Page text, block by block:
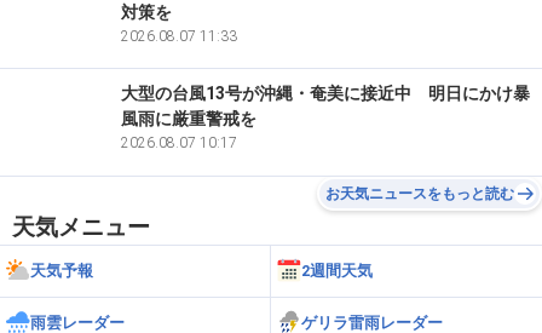
対策を
2026.08.07 11:33
大型の台風13号が沖縄・奄美に接近中 明日にかけ暴
風雨に厳重警戒を
2026.08.07 10:17
お天気ニュースをもっと読む
天気メニュー
天気予報 2週間天気
雨雲レーダー ゲリラ雷雨レーダー